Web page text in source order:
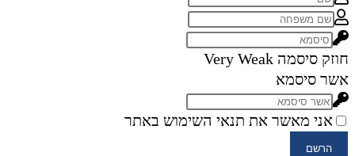
חוזק סיסמה Very Weak
אשר סיסמא
אני מאשר את תנאי השימוש באתר
הרשם